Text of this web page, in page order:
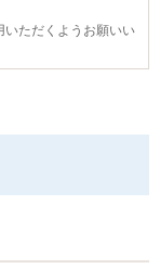
いただくようお願いい